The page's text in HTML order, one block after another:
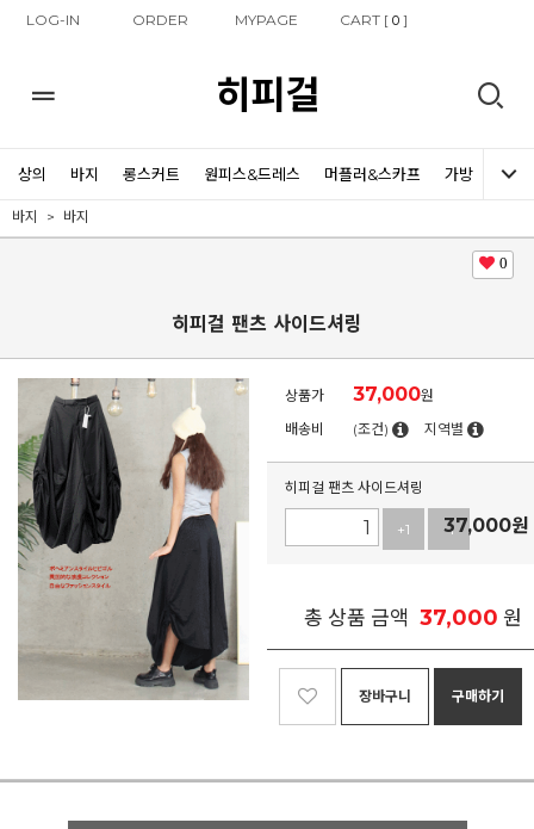
LOG-IN ORDER MYPAGE CART [0 ]
히피걸
상의 바지 롱스커트 원피스&드레스 머플러&스카프 가방 신발
바지 바지
0
히피걸 팬츠 사이드셔링
상품가 37,000원
배송비
(조건) 지역별
히피걸 팬츠 사이드셔링
+1 -1
37,000원
총 상품 금액 37,000 원
장바구니 구매하기